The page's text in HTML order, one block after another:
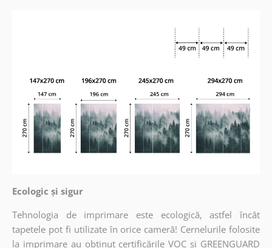
Ecologic și sigur
Tehnologia de imprimare este ecologică, astfel încât
tapetele pot fi utilizate în orice cameră! Cernelurile folosite
la imprimare au obținut certificările VOC și GREENGUARD